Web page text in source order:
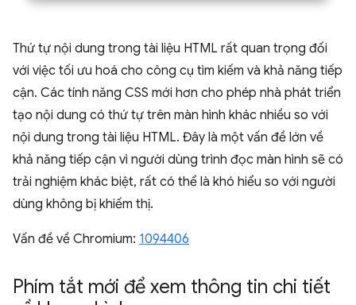
Thứ tự nội dung trong tài liệu HTML rất quan trọng đối
với việc tối ưu hoá cho công cụ tìm kiếm và khả năng tiếp
cận. Các tính năng CSS mới hơn cho phép nhà phát triển
tạo nội dung có thứ tự trên màn hình khác nhiều so với
nội dung trong tài liệu HTML. Đây là một vấn đề lớn về
khả năng tiếp cận vì người dùng trình đọc màn hình sẽ có
trải nghiệm khác biệt, rất có thể là khó hiểu so với người
dùng không bị khiếm thị.
Vấn đề về Chromium: 1094406
Phím tắt mới để xem thông tin chi tiết